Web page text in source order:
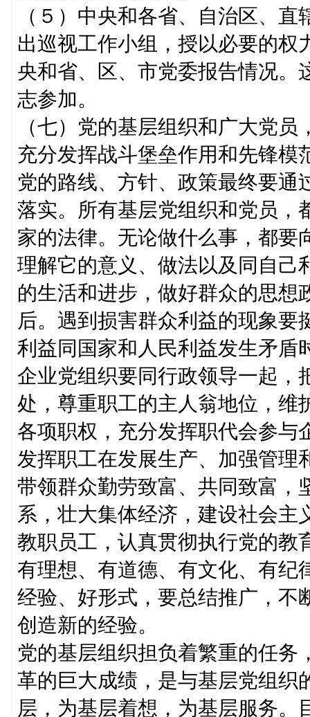
（５）中央和各省、自治区、
出巡视工作小组，授以必要的权
央和省、区、市党委报告情况。
志参加。
（七）党的基层组织和广大党
充分发挥战斗堡垒作用和先锋模
党的路线、方针、政策最终要通
落实。所有基层党组织和党员，
家的法律。无论做什么事，都要
理解它的意义、做法以及同自己
的生活和进步，做好群众的思想
后。遇到损害群众利益的现象
利益同国家和人民利益发生矛盾
企业党组织要同行政领导一起，
处，尊重职工的主人翁地位，维
各项职权，充分发挥职代会参与
发挥职工在发展生产、加强管理
带领群众勤劳致富、共同致富，
系，壮大集体经济，建设社会主
教职员工，认真贯彻执行党的教
有理想、有道德、有文化、有纪
经验、好形式，要总结推广，不
创造新的经验。
党的基层组织担负着繁重的任务
革的巨大成绩，是与基层党组织
层，为基层着想，为基层服务。